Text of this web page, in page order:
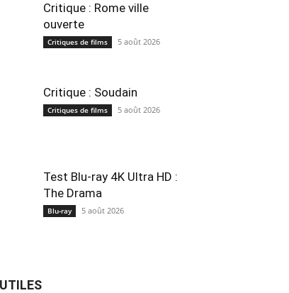
Critique : Rome ville
ouverte
Critiques de films 5 août 2026
Critique : Soudain
Critiques de films 5 août 2026
Test Blu-ray 4K Ultra HD :
The Drama
Blu-ray 5 août 2026